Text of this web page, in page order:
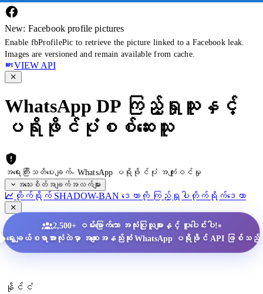
New: Facebook profile pictures
Enable fbProfilePic to retrieve the picture linked to a Facebook leak.
Images are versioned and remain available from cache.
VIEW API
WhatsApp DP ကြည့်ရှုသူနှင့်
ပရိုဖိုင်ပုံစစ်ဆေးသူ
အရေးကြီးသတိပေးချက်- WhatsApp ပရိုဖိုင်ပုံ အကျုံးဝင်မှု
အသေးစိတ်အချက်အလက်များ
တိုက်ရိုက် SHADOW-BAN ဒေတာကို ကြည့်ရှုပါ တိုက်ရိုက်ဒေတာ
2,500+ ဝမ်းမြောက်သော အသုံးပြုသူများနှင့် ပူးပေါင်းပါ!•
ရွေးချယ်စရာအားလုံးထဲမှာ အစျေးအနည်းဆုံး WhatsApp ပရိုဖိုင် API ဖြစ်သ
နိုင်ငံ